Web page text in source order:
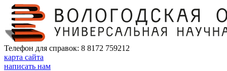
Телефон для справок: 8 8172 759212
карта сайта
написать нам